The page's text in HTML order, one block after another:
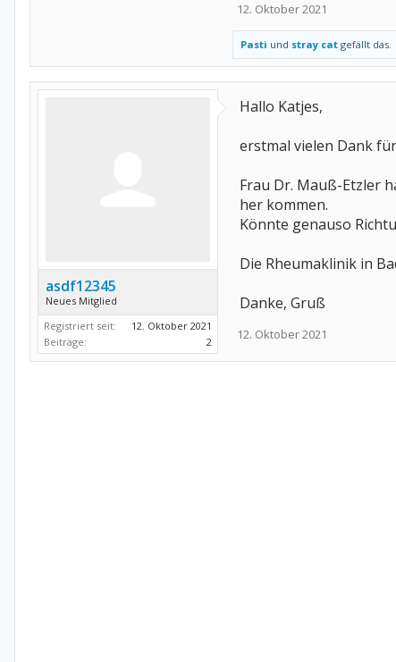
12. Oktober 2021
Pasti und stray cat gefällt das.
asdf12345
Neues Mitglied
Registriert seit:
12. Oktober 2021
Beiträge:
2
Hallo Katjes,
erstmal vielen Dank
Frau Dr. Mauß-Etzler
her kommen.
Könnte genauso
Die Rheumaklinik in
Danke, Gruß
12. Oktober 2021